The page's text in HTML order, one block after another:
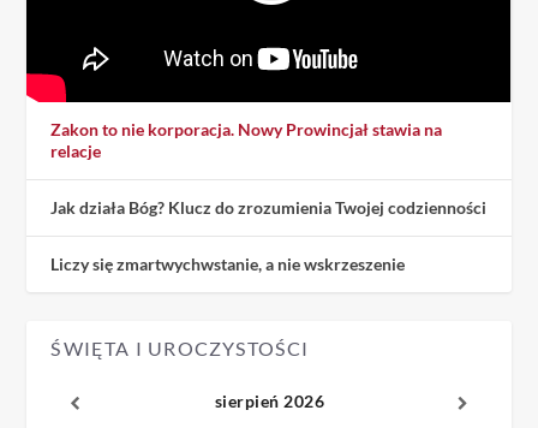
Zakon to nie korporacja. Nowy Prowincjał stawia na
relacje
Jak działa Bóg? Klucz do zrozumienia Twojej codzienności
Liczy się zmartwychwstanie, a nie wskrzeszenie
ŚWIĘTA I UROCZYSTOŚCI
sierpień 2026